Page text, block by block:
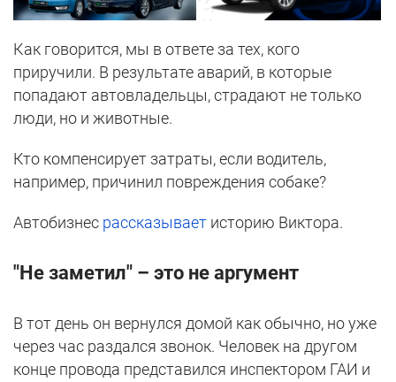
Как говорится, мы в ответе за тех, кого
приручили. В результате аварий, в которые
попадают автовладельцы, страдают не только
люди, но и животные.
Кто компенсирует затраты, если водитель,
например, причинил повреждения собаке?
Автобизнес рассказывает историю Виктора.
"Не заметил" – это не аргумент
В тот день он вернулся домой как обычно, но уже
через час раздался звонок. Человек на другом
конце провода представился инспектором ГАИ и